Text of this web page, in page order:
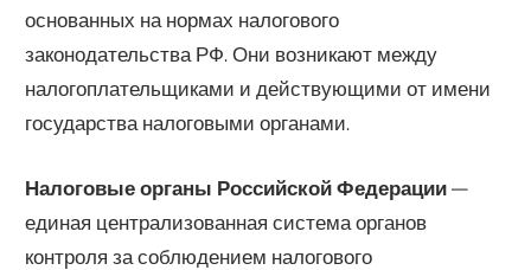
основанных на нормах налогового
законодательства РФ. Они возникают между
налогоплательщиками и действующими от имени
государства налоговыми органами.
Налоговые органы Российской Федерации—
единая централизованная система органов
контроля за соблюдением налогового